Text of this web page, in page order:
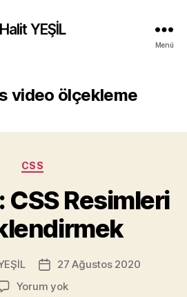
Halit YEŞİL
Menü
video ölçekleme
Kategoriler
CSS
Resimleri
Yazı
tarihi
27 Ağustos 2020
Yorum yokobject-